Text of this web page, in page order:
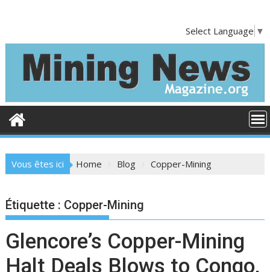
o
t
Select Language ▼
Vous êtes ici Home Blog Copper-Mining
Étiquette : Copper-Mining
Glencore’s Copper-Mining
Halt Deals Blows to Congo,